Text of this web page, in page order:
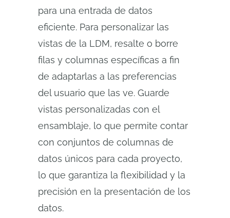
para una entrada de datos
eficiente. Para personalizar las
vistas de la LDM, resalte o borre
filas y columnas específicas a fin
de adaptarlas a las preferencias
del usuario que las ve. Guarde
vistas personalizadas con el
ensamblaje, lo que permite contar
con conjuntos de columnas de
datos únicos para cada proyecto,
lo que garantiza la flexibilidad y la
precisión en la presentación de los
datos.